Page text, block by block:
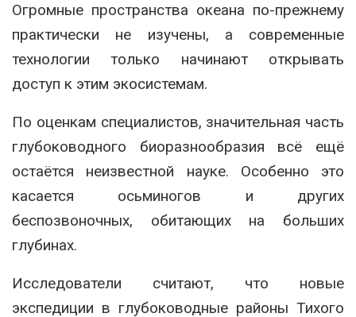
Огромные пространства океана по-прежнему
практически не изучены, а современные
технологии только начинают открывать
доступ к этим экосистемам.
По оценкам специалистов, значительная часть
глубоководного биоразнообразия всё ещё
остаётся неизвестной науке. Особенно это
касается осьминогов и других
беспозвоночных, обитающих на больших
глубинах.
Исследователи считают, что новые
экспедиции в глубоководные районы Тихого